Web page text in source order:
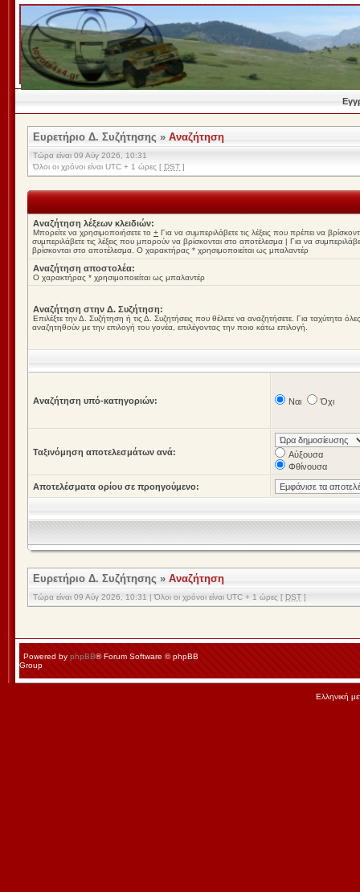
Ευρετήριο Δ. Συζήτησης » Αναζήτηση
Τώρα είναι 09 Αύγ 2026, 10:31
Όλοι οι χρόνοι είναι UTC + 1 ώρες [ DST ]
Αναζήτηση λέξεων κλειδιών:
Μπορείτε να χρησιμοποιήσετε το + Για να συμπεριλάβετε τις λέξεις που πρέπει να
συμπεριλάβετε τις λέξεις που μπορούν να βρίσκονται στο αποτέλεσμα | Για να
βρίσκονται στο αποτέλεσμα. Ο χαρακτήρας * χρησιμοποιείται ως μπαλαντέρ
Αναζήτηση αποστολέα:
Ο χαρακτήρας * χρησιμοποιείται ως μπαλαντέρ
Αναζήτηση στην Δ. Συζήτηση:
Επιλέξτε την Δ. Συζήτηση ή τις Δ. Συζητήσεις που θέλετε να αναζητήσετε. Για ταχύτητα
αναζητηθούν με την επιλογή του γονέα, επιλέγοντας την ποιο κάτω επιλογή.
Αναζήτηση υπό-κατηγοριών: Ναι Όχι
Ταξινόμηση αποτελεσμάτων ανά:
Αύξουσα
Φθίνουσα
Αποτελέσματα ορίου σε προηγούμενο:
Ευρετήριο Δ. Συζήτησης » Αναζήτηση
Τώρα είναι 09 Αύγ 2026, 10:31 | Όλοι οι χρόνοι είναι UTC + 1 ώρες [ DST ]
Powered by phpBB® Forum Software © phpBB
Group
Ελληνική